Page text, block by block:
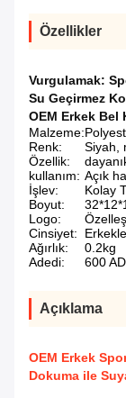
Özellikler
Vurgulamak:
Su Geçirmez
OEM Erkek Bel
Malzeme:
Renk:
Siyah,
Özellik:
kullanım: Açık
İşlev:
Kolay
Boyut:
Logo:
Cinsiyet:
Ağırlık:
0.2kg
Adedi:
600
Açıklama
OEM Erkek
Dokuma ile